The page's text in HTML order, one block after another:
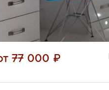
77 000 ₽